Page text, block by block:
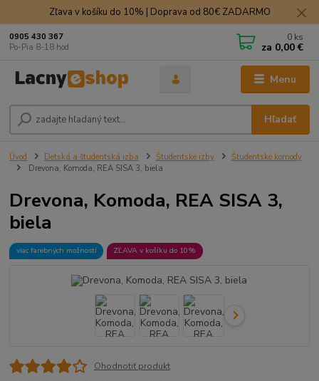
Zľava v košíku do 10% | Doprava od 80€ ZADARMO
Menu
Hľadať
0905 430 367
Po-Pia 8-18 hod.
0 ks
za 0,00 €
Úvod Detská a študentská izba Študentské izby
Študentské komody
Drevona, Komoda, REA SISA 3, biela
Drevona, Komoda, REA SISA 3,
biela
viac farebných možností ZĽAVA v košíku do 10%
Ohodnotiť produkt